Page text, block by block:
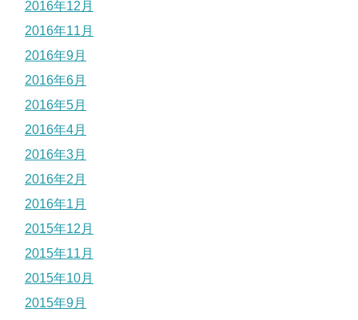
2016年12月
2016年11月
2016年9月
2016年6月
2016年5月
2016年4月
2016年3月
2016年2月
2016年1月
2015年12月
2015年11月
2015年10月
2015年9月